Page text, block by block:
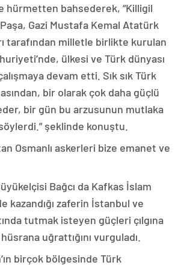
hürmetten bahsederek, “Killigil
Paşa, Gazi Mustafa Kemal Atatürk
tarafından milletle birlikte kurulan
ülkesi ve Türk dünyası
devam etti. Sık sık Türk
bir olarak çok daha güçlü
bir gün bu arzusunun mutlaka
şeklinde konuştu.
Osmanlı askerleri bize emanet ve
Bağcı da Kafkas İslam
kazandığı zaferin İstanbul ve
tutmak isteyen güçleri çılgına
uğrattığını vurguladı.
birçok bölgesinde Türk